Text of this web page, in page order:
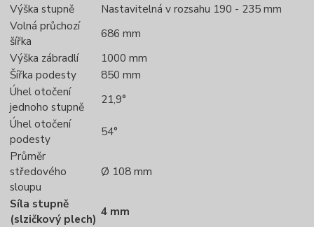
Výška stupně
Nastavitelná v rozsahu 190 - 235 mm
Volná průchozí
šířka
686 mm
Výška zábradlí
1000 mm
Šířka podesty
850 mm
Úhel otočení
jednoho stupně
21,9°
Úhel otočení
podesty
54°
Průměr
středového
sloupu
Ø 108 mm
Síla stupně
(slzičkový plech)
4 mm